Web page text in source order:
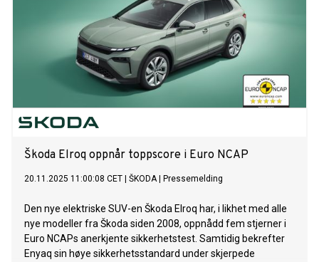
Škoda Elroq oppnår toppscore i Euro NCAP
20.11.2025 11:00:08 CET ŠKODA| Pressemelding
Den nye elektriske SUV-en Škoda Elroq har, i likhet med alle
nye modeller fra Škoda siden 2008, oppnådd fem stjerner i
Euro NCAPs anerkjente sikkerhetstest. Samtidig bekrefter
Enyaq sin høye sikkerhetsstandard under skjerpede